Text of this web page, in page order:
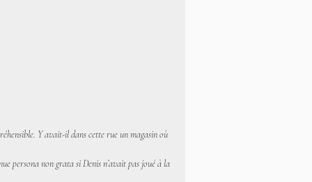
Y avait-il dans cette rue un magasin où
persona non grata si Denis n’avait pas joué à la